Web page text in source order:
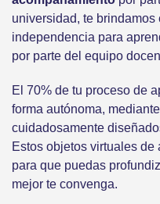
universidad, te
independencia para
por parte del equipo
El 70% de tu proceso de
forma autónoma,
cuidadosamente
Estos objetos virtuales
para que puedas
mejor te convenga.